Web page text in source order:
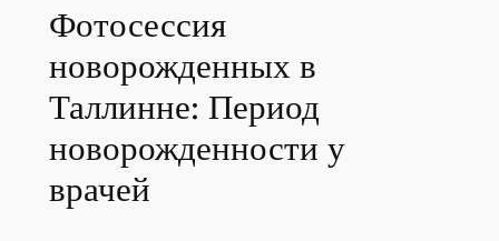
Фотосессия
новорожденных в
Таллинне: Период
новорожденности у
врачей